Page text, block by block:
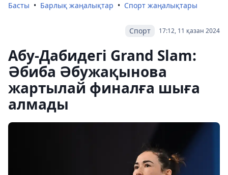
Басты Барлық жаңалықтар Спорт жаңалықтары
17:12, 11 қазан 2024
Спорт
Абу-Дабидегі Grand Slam:
Әбиба Әбужақынова
жартылай финалға шыға
алмады